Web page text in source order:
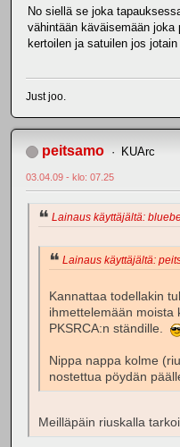
No siellä se joka
vähintään käväisemään
kertoilen ja satuilen jos
Just joo.
peitsamo KUArc
03.04.09 - klo: 07.25
Lainaus käyttäjältä:
Lainaus käyttäjältä:
Kannattaa todellakin
ihmettelemään moista
PKSRCA:n ständille.
Nippa nappa kolme
nostettua pöydän
Meilläpäin riuskalla